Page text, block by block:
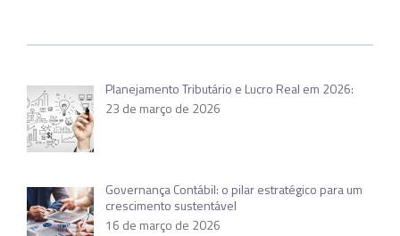
Planejamento Tributário e Lucro Real em 2026:
23 de março de 2026
Governança Contábil: o pilar estratégico para um
crescimento sustentável
16 de março de 2026